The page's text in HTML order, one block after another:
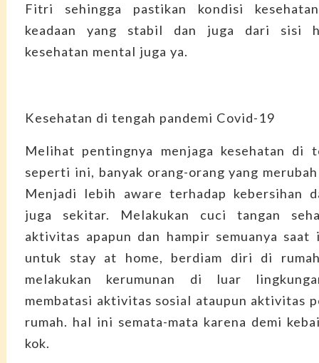
Fitri sehingga pastikan kondisi
keadaan yang stabil dan juga dari sisi
kesehatan mental juga ya.
Kesehatan di tengah pandemi Covid-19
Melihat pentingnya menjaga kesehatan di
seperti ini, banyak orang-orang yang
Menjadi lebih aware terhadap kebersihan
juga sekitar. Melakukan cuci tangan
aktivitas apapun dan hampir semuanya
untuk stay at home, berdiam diri di
melakukan kerumunan di luar
membatasi aktivitas sosial ataupun aktivitas
rumah. hal ini semata-mata karena demi
kok.